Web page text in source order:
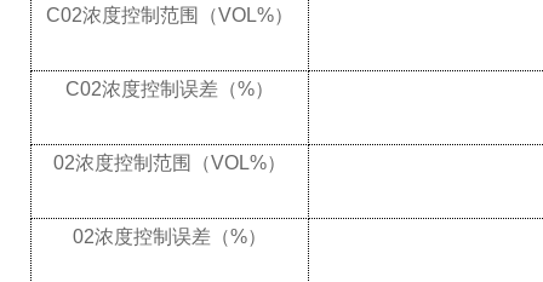
C02浓度控制范围（VOL%）
C02浓度控制误差（%）
02浓度控制范围（VOL%）
02浓度控制误差（%）